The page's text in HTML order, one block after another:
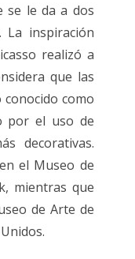
se le da a dos
La inspiración
realizó a
que las
como
por el uso de
decorativas.
el Museo de
mientras que
de Arte de